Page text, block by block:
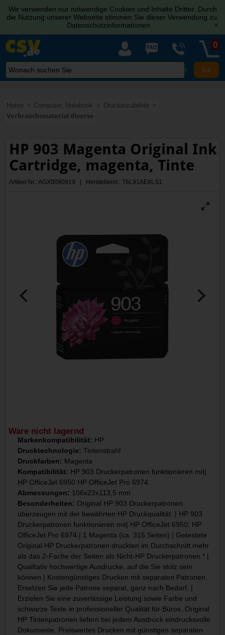
Wir verwenden nur notwendige Cookies und Inhalte Dritter. Durch
die Nutzung unserer Webseite stimmen Sie dieser Verwendung zu.
Datenschutzinformationen
[x]
X
0
Home Computer, Notebook
Druckerzubehör
Verbrauchsmaterial diverse
HP 903 Magenta Original Ink
Cartridge, magenta, Tinte
Artikel-Nr.: AGX0090919 | Herstellernr.: T6L91AE#LS1
Ware nicht lagernd
Markenkompatibilität: HP
Drucktechnologie: Tintenstrahl
Druckfarben: Magenta
Kompatibilität: HP 903 Druckerpatronen funktionieren mit|
HP OfficeJet 6950 HP OfficeJet Pro 6974
Abmessungen: 106x23x113,5 mm
Besonderheiten: Original HP 903 Druckerpatronen
überzeugen mit der bewährten HP Druckqualität. | HP 903
Druckerpatronen funktionieren mit| HP OfficeJet 6950; HP
OfficeJet Pro 6974 | 1 Magenta (ca. 315 Seiten) | Getestete
Original HP Druckerpatronen druckten im Durchschnitt mehr
als das 2-Fache der Seiten als Nicht-HP Druckerpatronen.* |
Qualitativ hochwertige Ausdrucke, auf die Sie stolz sein
können | Kostengünstiges Drucken mit separaten Patronen.
Ersetzen Sie jede Patrone separat, ganz nach Bedarf. |
Erzielen Sie eine zuverlässige Leistung sowie Farbe und
schwarze Texte in professioneller Qualität für Büros. Original
HP Tintenpatronen liefern bei jedem Ausdruck eindrucksvolle
Dokumente. Preiswertes Drucken mit günstigen separaten